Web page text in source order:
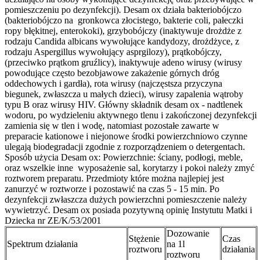
pomieszczeniu po dezynfekcji). Desam ox działa bakteriobójczo
(bakteriobójczo na gronkowca złocistego, bakterie coli, pałeczki
ropy błękitnej, enterokoki), grzybobójczy (inaktywuje drożdże z
rodzaju Candida albicans wywołujące kandydozy, drożdżyce, z
rodzaju Aspergillus wywołujący asprgilozy), prątkobójczy,
(przeciwko prątkom gruźlicy), inaktywuje adeno wirusy (wirusy
powodujące często bezobjawowe zakażenie górnych dróg
oddechowych i gardła), rota wirusy (najczęstsza przyczyna
biegunek, zwłaszcza u małych dzieci), wirusy zapalenia wątroby
typu B oraz wirusy HIV. Główny składnik desam ox - nadtlenek
wodoru, po wydzieleniu aktywnego tlenu i zakończonej dezynfekcji
zamienia się w tlen i wodę, natomiast pozostałe zawarte w
preparacie kationowe i niejonowe środki powierzchniowo czynne
ulegają biodegradacji zgodnie z rozporządzeniem o detergentach.
Sposób użycia Desam ox: Powierzchnie: ściany, podłogi, meble,
oraz wszelkie inne wyposażenie sal, korytarzy i pokoi należy zmyć
roztworem preparatu. Przedmioty które można najlepiej jest
zanurzyć w roztworze i pozostawić na czas 5 - 15 min. Po
dezynfekcji zwłaszcza dużych powierzchni pomieszczenie należy
wywietrzyć. Desam ox posiada pozytywną opinię Instytutu Matki i
Dziecka nr ZE/K/53/2001
Spektrum działania
Stężenie
roztworu
Dozowanie
na 1l
roztworu
Czas
działania